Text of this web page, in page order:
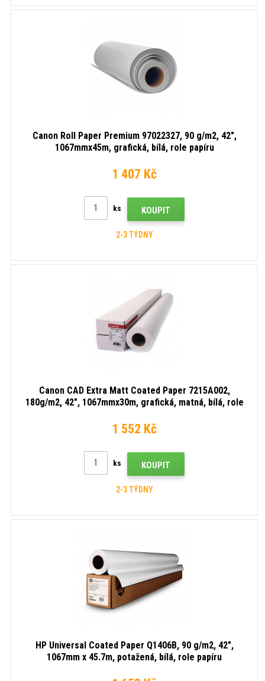
Canon Roll Paper Premium 97022327, 90 g/m2, 42",
1067mmx45m, grafická, bílá, role papíru
1 407 Kč
ks KOUPIT
2-3 TÝDNY
Canon CAD Extra Matt Coated Paper 7215A002,
180g/m2, 42", 1067mmx30m, grafická, matná, bílá, role
1 552 Kč
ks KOUPIT
2-3 TÝDNY
HP Universal Coated Paper Q1406B, 90 g/m2, 42",
1067mm x 45.7m, potažená, bílá, role papíru